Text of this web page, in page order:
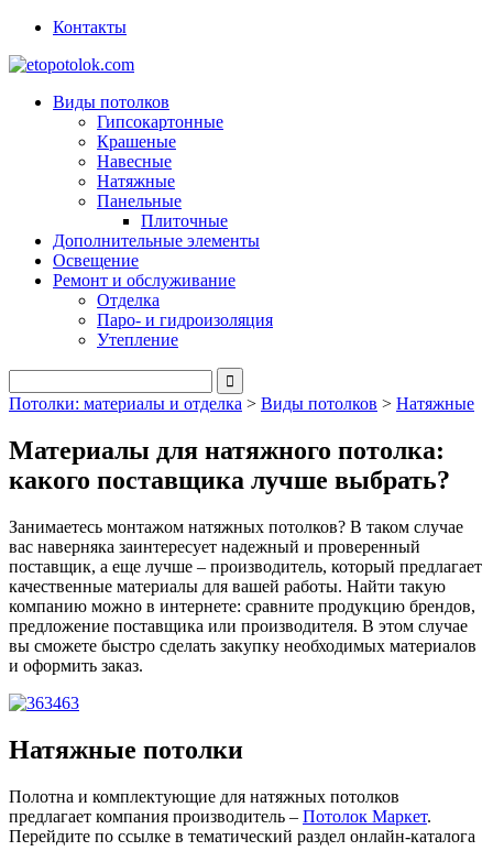
Контакты
Виды потолков
Гипсокартонные
Крашеные
Навесные
Натяжные
Панельные
Плиточные
Дополнительные элементы
Освещение
Ремонт и обслуживание
Отделка
Паро- и гидроизоляция
Утепление
Потолки: материалы и отделка > Виды потолков > Натяжные
Материалы для натяжного потолка:
какого поставщика лучше выбрать?
Занимаетесь монтажом натяжных потолков? В таком случае
вас наверняка заинтересует надежный и проверенный
поставщик, а еще лучше – производитель, который предлагает
качественные материалы для вашей работы. Найти такую
компанию можно в интернете: сравните продукцию брендов,
предложение поставщика или производителя. В этом случае
вы сможете быстро сделать закупку необходимых материалов
и оформить заказ.
Натяжные потолки
Полотна и комплектующие для натяжных потолков
предлагает компания производитель – Потолок Маркет.
Перейдите по ссылке в тематический раздел онлайн-каталога